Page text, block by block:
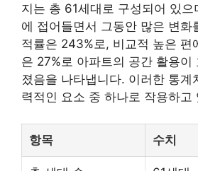
지는 총 61세대로 구성되어 있
에 접어들면서 그동안 많은 변화
적률은 243%로, 비교적 높은 편
은 27%로 아파트의 공간 활용이
졌음을 나타냅니다. 이러한 통계
력적인 요소 중 하나로 작용하고
항목 수치